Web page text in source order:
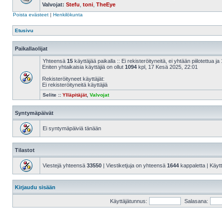
Valvojat: Stefu toni TheEye
Poista evästeet | Henkilökunta
Etusivu
Paikallaolijat
Yhteensä 15 käyttäjää paikalla :: Ei rekisteröityneitä, ei yhtään piilotettua
Eniten yhtaikaisia käyttäjiä on ollut 1094 kpl, 17 Kesä 2025, 22:01
Rekisteröityneet käyttäjät:
Ei rekisteröityneitä käyttäjiä
Selite :: Ylläpitäjät, Valvojat
Syntymäpäivät
Ei syntymäpäiviä tänään
Tilastot
Viestejä yhteensä 33550 | Viestiketjuja on yhteensä 1644 kappaletta |
Kirjaudu sisään
Käyttäjätunnus: Salasana: